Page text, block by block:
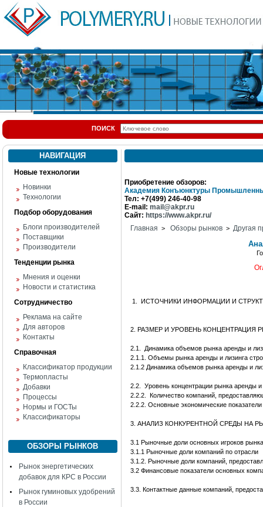
ПОИСК
НАВИГАЦИЯ
Новые технологии
Новинки
Технологии
Подбор оборудования
Блоги производителей
Поставщики
Производители
Тенденции рынка
Мнения и оценки
Новости и статистика
Сотрудничество
Реклама на сайте
Для авторов
Контакты
Справочная
Классификатор продукции
Термопласты
Добавки
Процессы
Нормы и ГОСТы
Классификаторы
ОБЗОРЫ РЫНКОВ
Рынок энергетических
добавок для КРС в России
Рынок гуминовых удобрений
в России
Приобретение обзоров:
Академия Конъюнктуры
Тел: +7(499) 246-40-98
E-mail: mail@akpr.ru
Сайт: https://www.akpr.ru/
Главная > Обзоры рынков > Другая
1. ИСТОЧНИКИ ИНФОРМАЦИИ И
2. РАЗМЕР И УРОВЕНЬ КОНЦЕНТРАЦИЯ
2.1.
Динамика объемов рынка аренды и
2.1.1. Объемы рынка аренды и лизинга
2.1.2 Динамика объемов рынка аренды и
2.2.
Уровень концентрации рынка аренды и
2.2.2. Количество компаний,
2.2.2. Основные экономические
3. АНАЛИЗ КОНКУРЕНТНОЙ СРЕДЫ НА
3.1 Рыночные доли основных игроков
3.1.1 Рыночные доли компаний по отрасли
3.1.2. Рыночные доли компаний,
3.2 Финансовые показатели основных
3.3. Контактные данные компаний,